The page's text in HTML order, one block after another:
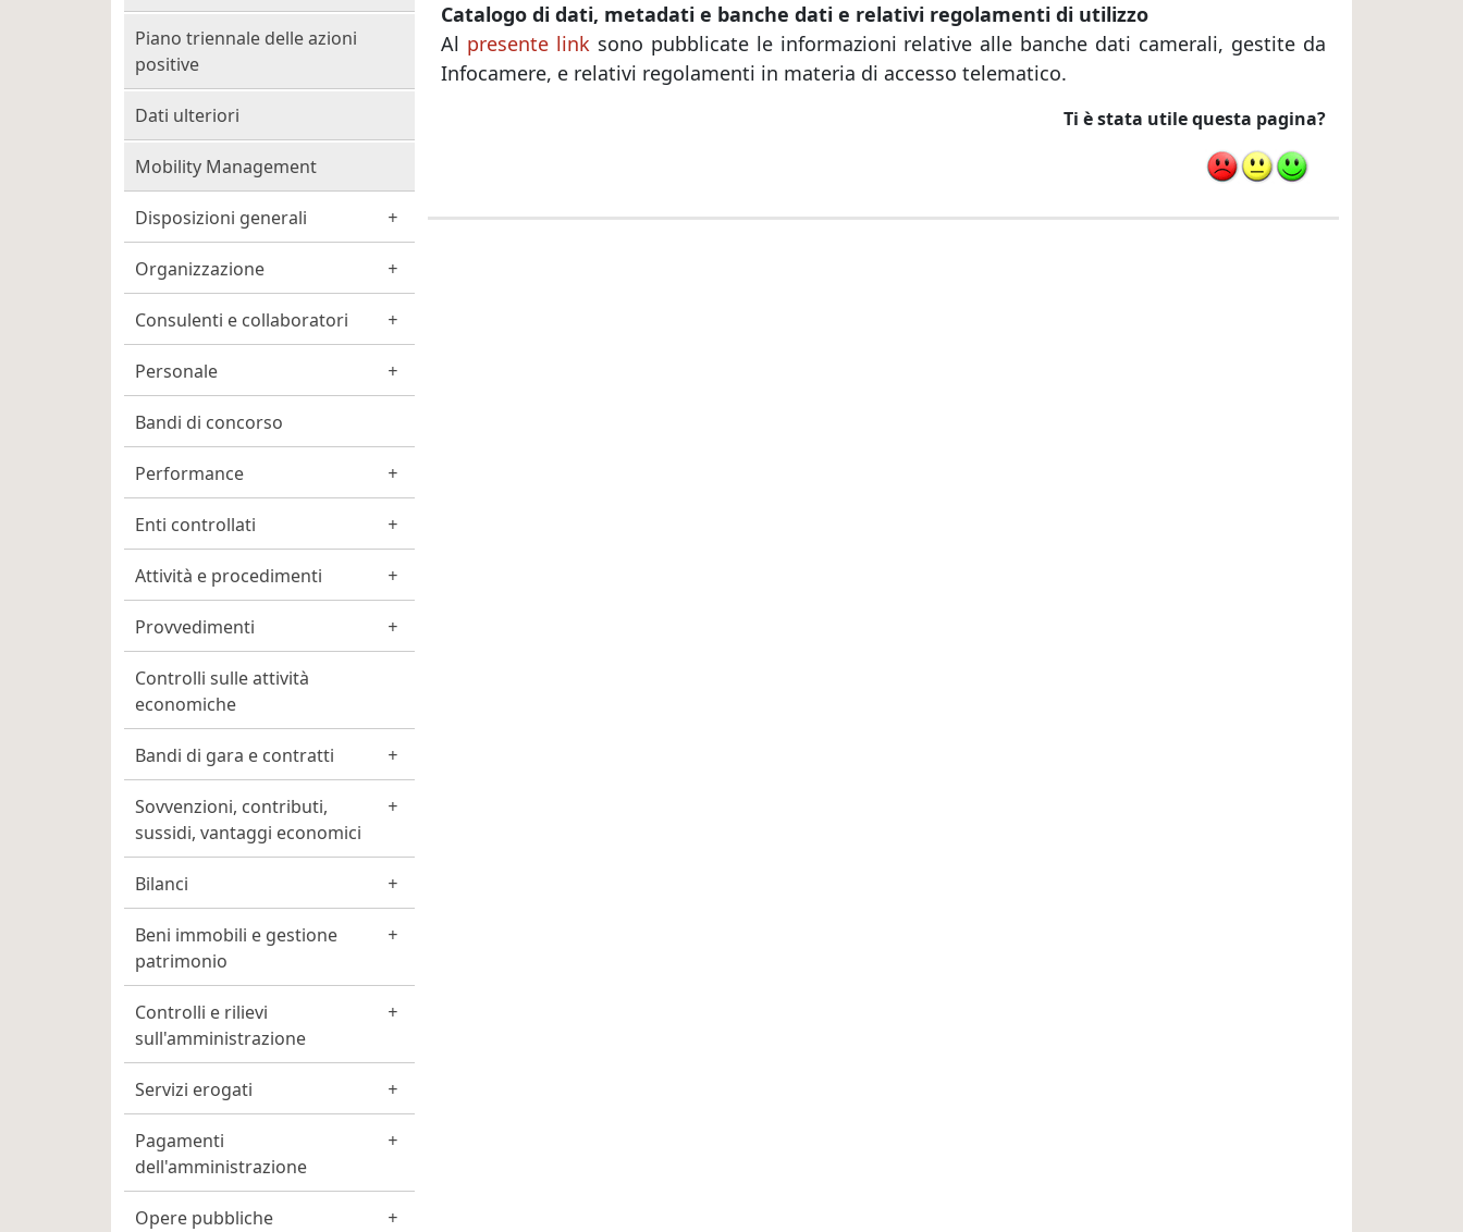
Catalogo di dati, metadati e banche dati e relativi regolamenti di utilizzo
Al presente link sono pubblicate le informazioni relative alle banche dati camerali, gestite da
Infocamere, e relativi regolamenti in materia di accesso telematico.
Ti è stata utile questa pagina?
Piano triennale delle azioni
positive
Dati ulteriori
Mobility Management
Disposizioni generali
Organizzazione
Consulenti e collaboratori
Personale
Bandi di concorso
Performance
Enti controllati
Attività e procedimenti
Provvedimenti
Controlli sulle attività
economiche
Bandi di gara e contratti
Sovvenzioni, contributi,
sussidi, vantaggi economici
Bilanci
Beni immobili e gestione
patrimonio
Controlli e rilievi
sull'amministrazione
Servizi erogati
Pagamenti
dell'amministrazione
Opere pubbliche